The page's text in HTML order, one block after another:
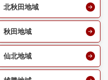
北秋田地域
秋田地域
仙北地域